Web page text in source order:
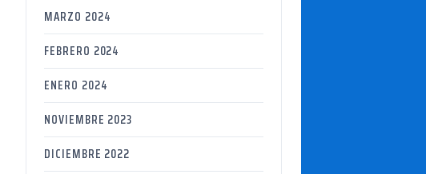
MARZO 2024
FEBRERO 2024
ENERO 2024
NOVIEMBRE 2023
DICIEMBRE 2022